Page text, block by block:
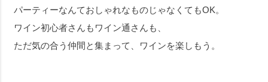
パーティーなんておしゃれなものじゃなくてもOK。
ワイン初心者さんもワイン通さんも、
ただ気の合う仲間と集まって、ワインを楽しもう。